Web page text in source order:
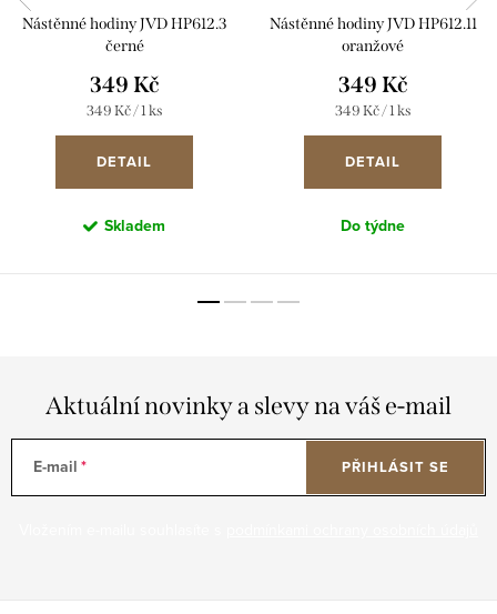
Nástěnné hodiny JVD HP612.3
černé
349 Kč
Měrná
349 Kč / 1 ks
DETAIL
Skladem
Nástěnné hodiny JVD HP612.11
oranžové
349 Kč
Měrná
349 Kč / 1 ks
DETAIL
Do týdne
Aktuální novinky a slevy na váš e-mail
E-mail PŘIHLÁSIT SE